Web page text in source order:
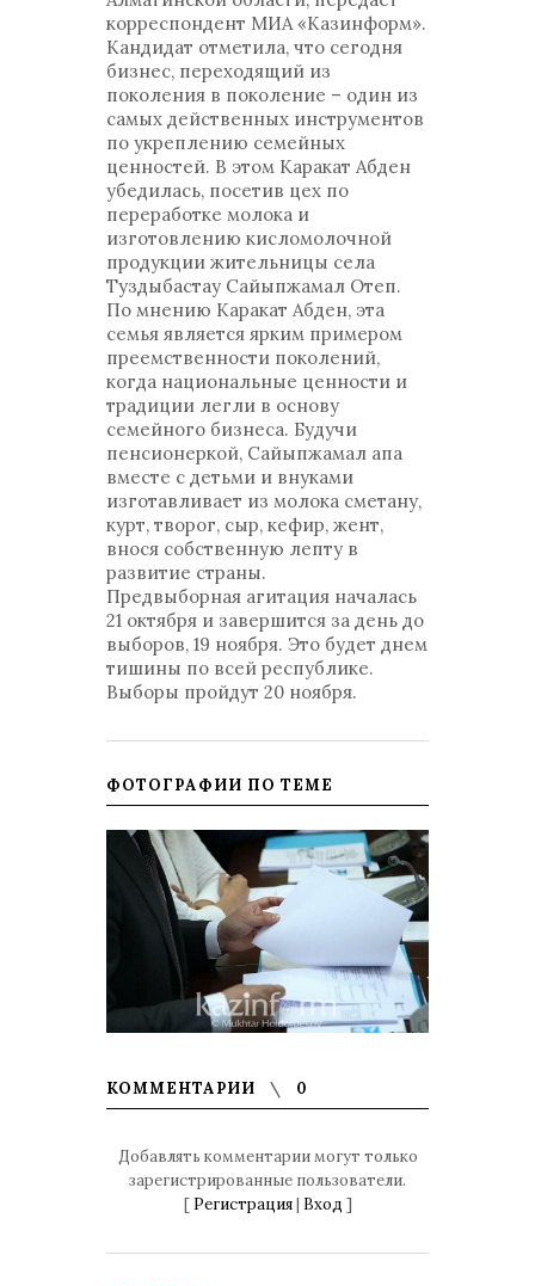
корреспондент МИА «Казинформ».
Кандидат отметила, что сегодня
бизнес, переходящий из
поколения в поколение – один из
самых действенных инструментов
по укреплению семейных
ценностей. В этом Каракат Абден
убедилась, посетив цех по
переработке молока и
изготовлению кисломолочной
продукции жительницы села
Туздыбастау Сайыпжамал Отеп.
По мнению Каракат Абден, эта
семья является ярким примером
преемственности поколений,
когда национальные ценности и
традиции легли в основу
семейного бизнеса. Будучи
пенсионеркой, Сайыпжамал апа
вместе с детьми и внуками
изготавливает из молока сметану,
курт, творог, сыр, кефир, жент,
внося собственную лепту в
развитие страны.
Предвыборная агитация началась
21 октября и завершится за день до
выборов, 19 ноября. Это будет днем
тишины по всей республике.
Выборы пройдут 20 ноября.
ФОТОГРАФИИ ПО ТЕМЕ
КОММЕНТАРИИ 0
Добавлять комментарии могут только
зарегистрированные пользователи.
[ Регистрация| Вход ]